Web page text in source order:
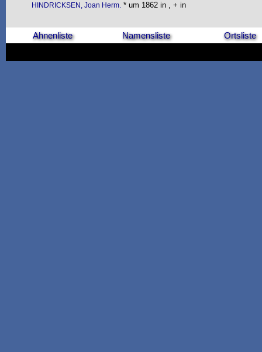
HINDRICKSEN, Joan Herm. * um 1862 in , + in
Ahnenliste Namensliste Ortsliste